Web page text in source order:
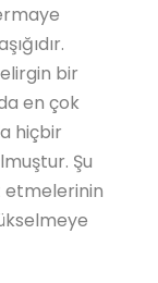
bir
en çok
hiçbir
Şu
etmelerinin